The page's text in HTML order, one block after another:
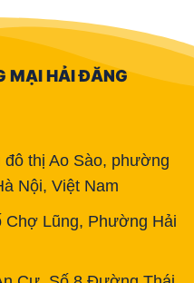
MẠI HẢI ĐĂNG
đô thị Ao Sào, phường
Nội, Việt Nam
Chợ Lũng, Phường Hải